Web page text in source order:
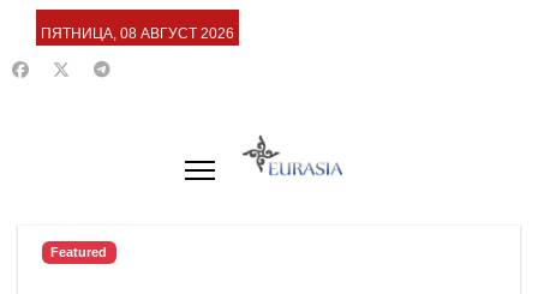
ПЯТНИЦА, 08 АВГУСТ 2026
Featured